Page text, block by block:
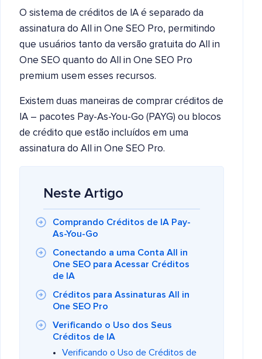
O sistema de créditos de IA é separado da
assinatura do All in One SEO Pro, permitindo
que usuários tanto da versão gratuita do All in
One SEO quanto do All in One SEO Pro
premium usem esses recursos.
Existem duas maneiras de comprar créditos de
IA – pacotes Pay-As-You-Go (PAYG) ou blocos
de crédito que estão incluídos em uma
assinatura do All in One SEO Pro.
Neste Artigo
Comprando Créditos de IA Pay-
As-You-Go
Conectando a uma Conta All in
One SEO para Acessar Créditos
de IA
Créditos para Assinaturas All in
One SEO Pro
Verificando o Uso dos Seus
Créditos de IA
Verificando o Uso de Créditos de